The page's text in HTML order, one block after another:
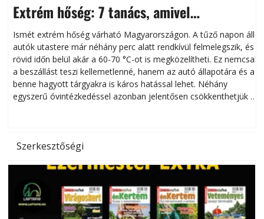
Extrém hőség: 7 tanács, amivel
megóvhatjuk autónkat a nyári károktól
Ismét extrém hőség várható Magyarországon. A tűző napon álló
autók utastere már néhány perc alatt rendkívül felmelegszik, és
rövid időn belül akár a 60-70 °C-ot is megközelítheti. Ez nemcsak
a beszállást teszi kellemetlenné, hanem az autó állapotára és a
benne hagyott tárgyakra is káros hatással lehet. Néhány
egyszerű óvintézkedéssel azonban jelentősen csökkenthetjük a
Szerkesztőségi